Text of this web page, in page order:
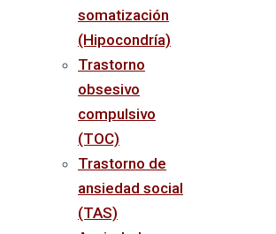
somatización
(Hipocondría)
Trastorno
obsesivo
compulsivo
(TOC)
Trastorno de
ansiedad social
(TAS)